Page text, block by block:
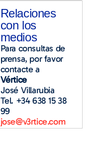
Relaciones
con los
medios
Para consultas de
prensa, por favor
contacte a
Vértice
José Villarubia
Tel. +34 638 15 38
99
jose@v3rtice.com